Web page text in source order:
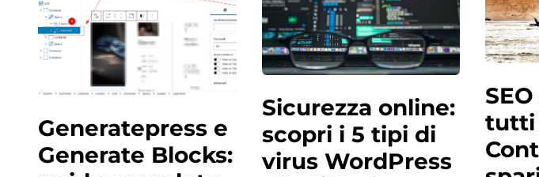
Generatepress e
Generate Blocks:
Sicurezza online:
scopri i 5 tipi di
virus WordPress
tutti